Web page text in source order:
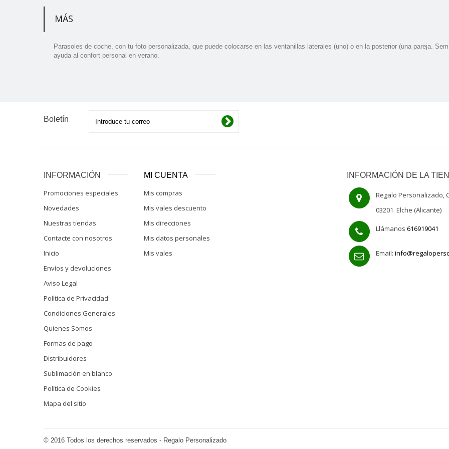
MÁS
Parasoles de coche, con tu foto personalizada, que puede colocarse en las ventanillas laterales (uno) o en la posterior (una pareja.
ayuda al confort personal en verano.
Boletín
INFORMACIÓN
Promociones especiales
Novedades
Nuestras tiendas
Contacte con nosotros
Inicio
Envíos y devoluciones
Aviso Legal
Política de Privacidad
Condiciones Generales
Quienes Somos
Formas de pago
Distribuidores
Sublimación en blanco
Política de Cookies
Mapa del sitio
MI CUENTA
Mis compras
Mis vales descuento
Mis direcciones
Mis datos personales
Mis vales
INFORMACIÓN DE LA
Regalo Personalizado,
03201. Elche (Alicante)
Llámanos 616919041
Email:
© 2016 Todos los derechos reservados - Regalo Personalizado